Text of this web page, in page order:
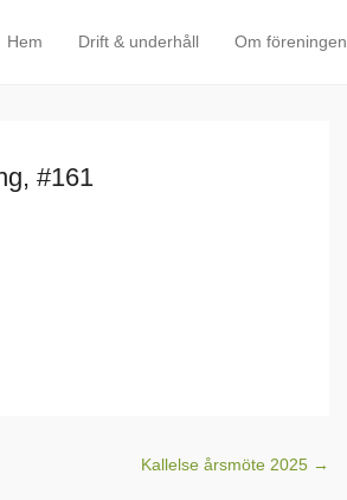
Primary Menu
Skip to content
Hem Drift & underhåll Om föreningen
#161
Kallelse årsmöte 2025 →